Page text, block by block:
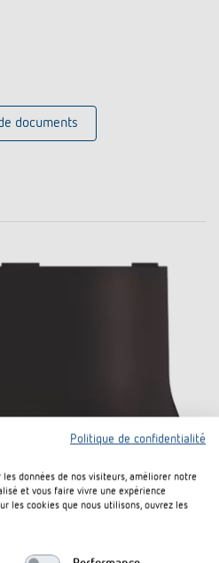
documents
Politique de confidentialité
données de nos visiteurs, améliorer notre
et vous faire vivre une expérience
les cookies que nous utilisons, ouvrez les